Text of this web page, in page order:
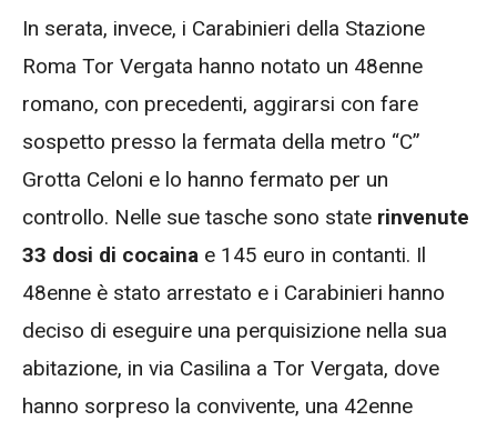
In serata, invece, i Carabinieri della Stazione
Roma Tor Vergata hanno notato un 48enne
romano, con precedenti, aggirarsi con fare
sospetto presso la fermata della metro “C”
Grotta Celoni e lo hanno fermato per un
controllo. Nelle sue tasche sono state rinvenute
33 dosi di cocaina e 145 euro in contanti. Il
48enne è stato arrestato e i Carabinieri hanno
deciso di eseguire una perquisizione nella sua
abitazione, in via Casilina a Tor Vergata, dove
hanno sorpreso la convivente, una 42enne